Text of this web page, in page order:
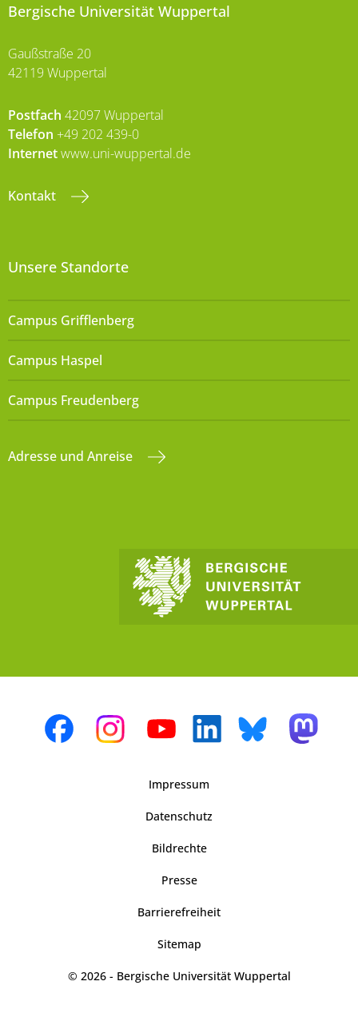
Bergische Universität Wuppertal
Gaußstraße 20
42119 Wuppertal
Postfach 42097 Wuppertal
Telefon +49 202 439-0
Internetwww.uni-wuppertal.de
Kontakt
Unsere Standorte
Campus Grifflenberg
Campus Haspel
Campus Freudenberg
Adresse und Anreise
Impressum
Datenschutz
Bildrechte
Presse
Barrierefreiheit
Sitemap
© 2026 - Bergische Universität Wuppertal